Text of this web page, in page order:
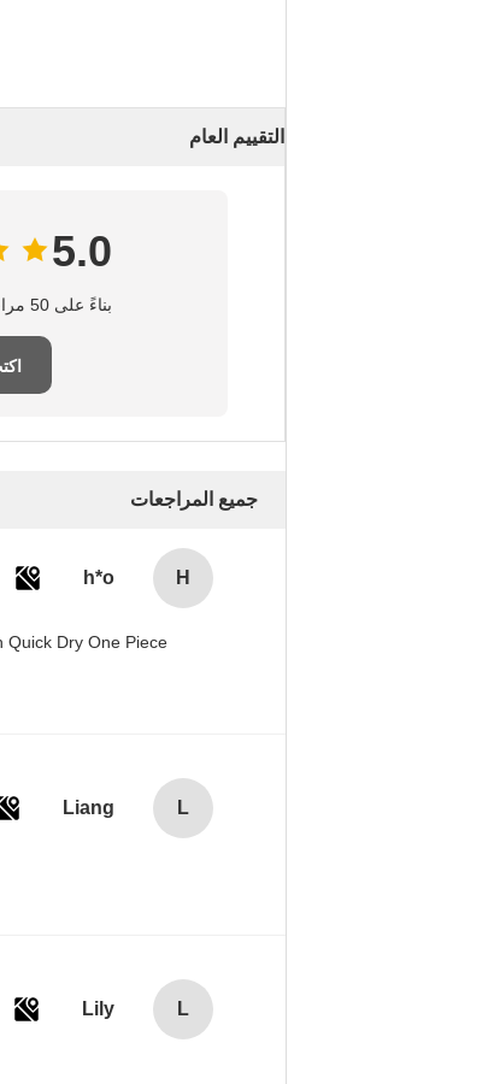
التقييم العام
5.0
بناءً على 50 مراجعة لهذا المورد
جميع المراجعات
H
h*o
Quick Dry One Piece
L
Liang
L
Lily